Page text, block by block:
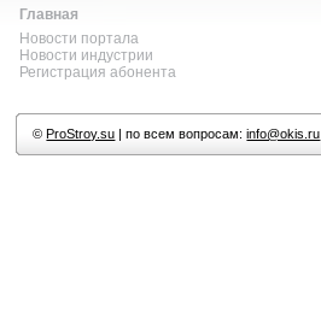
Главная
Новости портала
Новости индустрии
Регистрация абонента
©ProStroy.su | по всем вопросам:info@okis.ru